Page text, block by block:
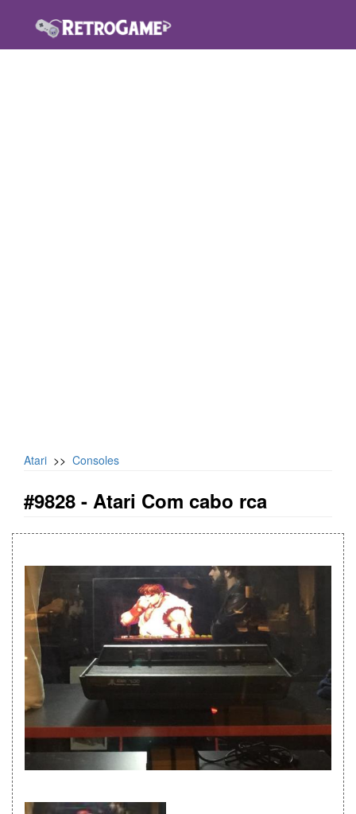
Atari >> Consoles
#9828 - Atari Com cabo rca